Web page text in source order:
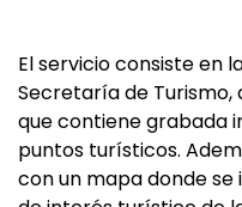
El servicio consiste en
Secretaría de Turismo,
que contiene grabada
puntos turísticos.
con un mapa donde